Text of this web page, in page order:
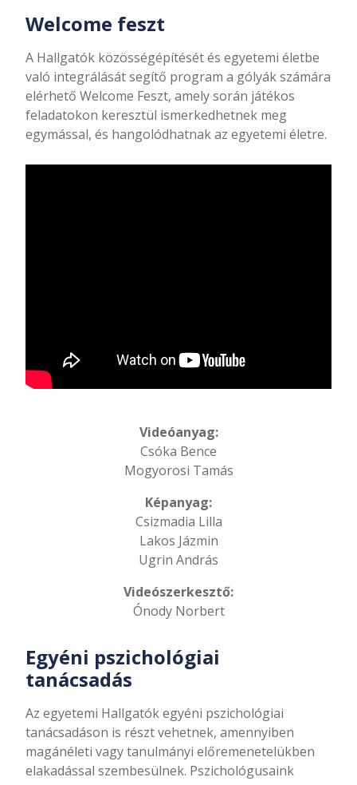
Welcome feszt
A Hallgatók közösségépítését és egyetemi életbe
való integrálását segítő program a gólyák számára
elérhető Welcome Feszt, amely során játékos
feladatokon keresztül ismerkedhetnek meg
egymással, és hangolódhatnak az egyetemi életre.
Videóanyag:
Csóka Bence
Mogyorosi Tamás
Képanyag:
Csizmadia Lilla
Lakos Jázmin
Ugrin András
Videószerkesztő:
Ónody Norbert
Egyéni pszichológiai
tanácsadás
Az egyetemi Hallgatók egyéni pszichológiai
tanácsadáson is részt vehetnek, amennyiben
magánéleti vagy tanulmányi előremenetelükben
elakadással szembesülnek. Pszichológusaink